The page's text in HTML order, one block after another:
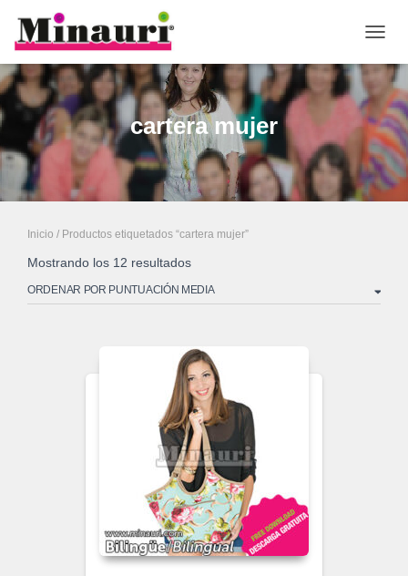
cartera mujer
Inicio / Productos etiquetados “cartera mujer”
Mostrando los 12 resultados